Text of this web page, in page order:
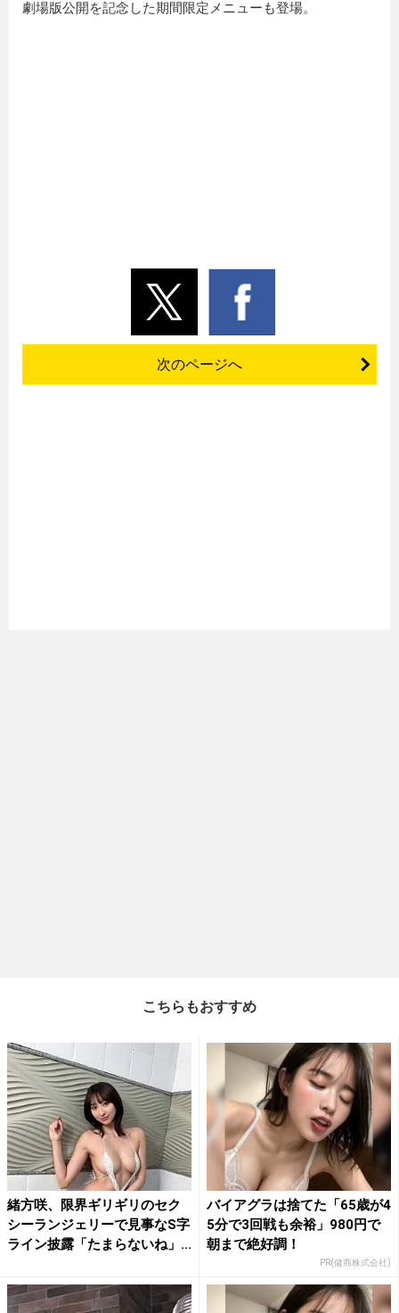
劇場版公開を記念した期間限定メニューも登場。
次のページへ
こちらもおすすめ
緒方咲、限界ギリギリのセク
シーランジェリーで見事なS字
ライン披露「たまらないね」...
バイアグラは捨てた「65歳が4
5分で3回戦も余裕」980円で
朝まで絶好調！
PR(健商株式会社)